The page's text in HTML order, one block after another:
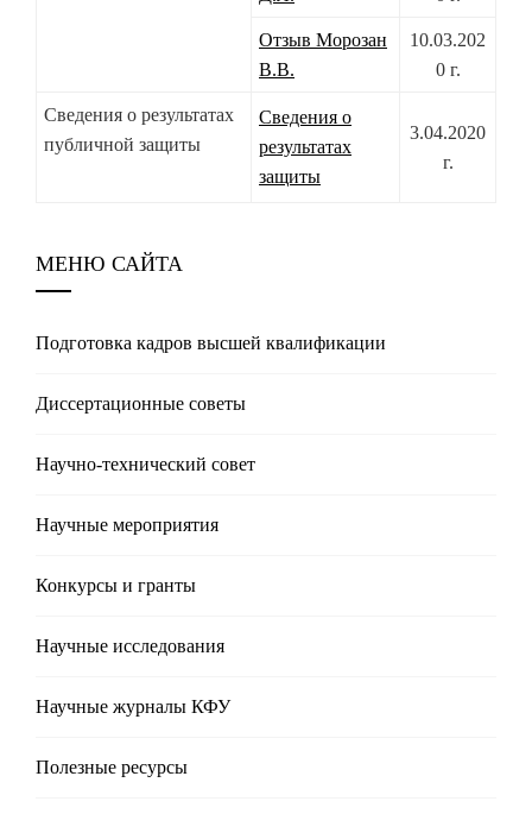
Отзыв Морозан
В.В.
10.03.202
0 г.
Сведения о результатах
публичной защиты
Сведения о
результатах
защиты
3.04.2020
г.
МЕНЮ САЙТА
Подготовка кадров высшей квалификации
Диссертационные советы
Научно-технический совет
Научные мероприятия
Конкурсы и гранты
Научные исследования
Научные журналы КФУ
Полезные реcурсы